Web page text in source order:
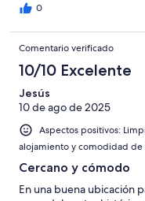
0
Comentario verificado
10/10 Excelente
Jesús
10 de ago de 2025
Aspectos positivos:
alojamiento y comodidad de
Cercano y cómodo
En una buena ubicación